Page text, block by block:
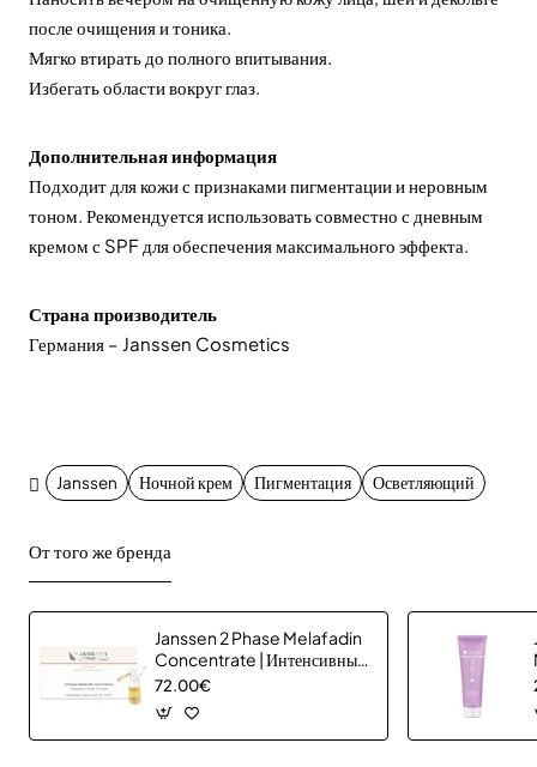
после очищения и тоника.
Мягко втирать до полного впитывания.
Избегать области вокруг глаз.
Дополнительная информация
Подходит для кожи с признаками пигментации и неровным
тоном. Рекомендуется использовать совместно с дневным
кремом с SPF для обеспечения максимального эффекта.
Страна производитель
Германия – Janssen Cosmetics
Janssen Ночной крем Пигментация Осветляющий
От того же бренда
Janssen 2 Phase Melafadin
Concentrate | Интенсивный
концентрат для пигментации
4 x 10 ml
72.00€